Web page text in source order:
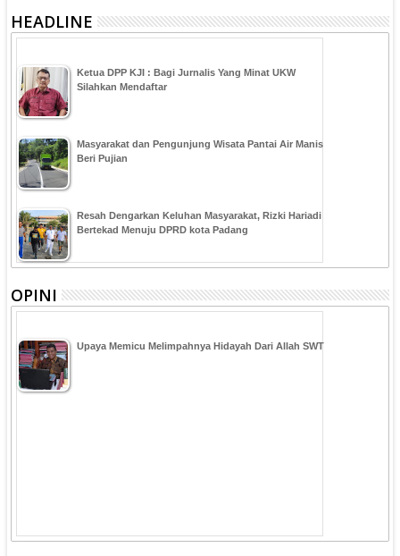
HEADLINE
Ketua DPP KJI : Bagi Jurnalis Yang Minat UKW
Silahkan Mendaftar
Masyarakat dan Pengunjung Wisata Pantai Air Manis
Beri Pujian
Resah Dengarkan Keluhan Masyarakat, Rizki Hariadi
Bertekad Menuju DPRD kota Padang
OPINI
Upaya Memicu Melimpahnya Hidayah Dari Allah SWT